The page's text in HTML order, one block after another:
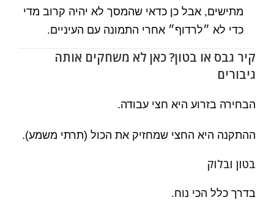
מתישים, אבל כן כדאי שהמסך לא יהיה קרוב מדי
כדי לא ״לרדוף״ אחרי התמונה עם העיניים.
קיר גבס או בטון? כאן לא משחקים אותה
גיבורים
הבחירה בזרוע היא חצי עבודה.
ההתקנה היא החצי שמחזיק את הכול (תרתי משמע).
בטון ובלוק
בדרך כלל הכי נוח.